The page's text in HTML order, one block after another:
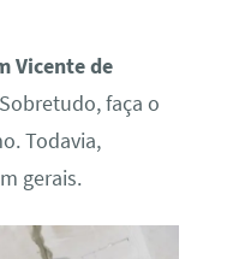
Vicente de
faça o
Todavia,
gerais.